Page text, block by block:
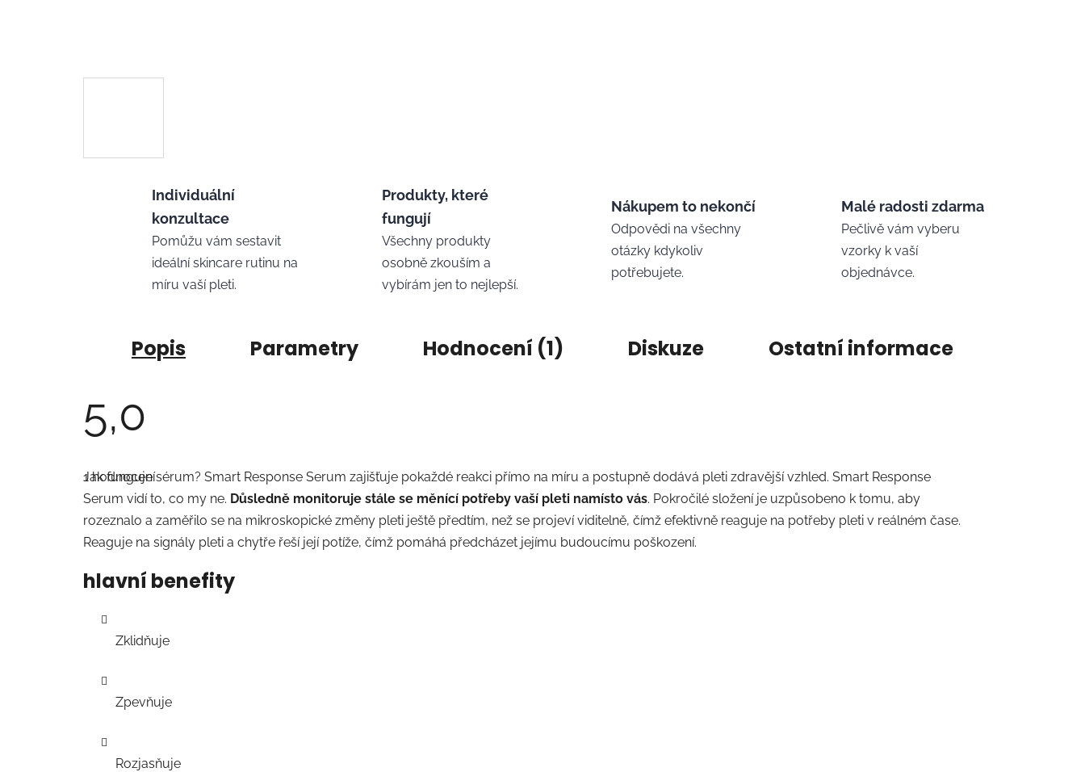
Individuální
konzultace
Pomůžu vám sestavit
ideální skincare rutinu na
míru vaší pleti.
Produkty, které
fungují
Všechny produkty
osobně zkouším a
vybírám jen to nejlepší.
Nákupem to nekončí
Odpovědi na všechny
otázky kdykoliv
potřebujete.
Malé radosti zdarma
Pečlivě vám vyberu
vzorky k vaší
objednávce.
Popis Parametry Hodnocení (1) Diskuze Ostatní informace
5,0
produktu
je
5,0
z
hvězdiček.
1 hodnocení
Jak funguje sérum? Smart Response Serum zajišťuje pokaždé reakci přímo na míru a postupně dodává pleti zdravější vzhled. Smart Response
Serum vidí to, co my ne. Důsledně monitoruje stále se měnící potřeby vaší pleti namísto vás. Pokročilé složení je uzpůsobeno k tomu, aby
rozeznalo a zaměřilo se na mikroskopické změny pleti ještě předtím, než se projeví viditelně, čímž efektivně reaguje na potřeby pleti v reálném čase.
Reaguje na signály pleti a chytře řeší její potíže, čímž pomáhá předcházet jejímu budoucímu poškození.
hlavní benefity
Zklidňuje
Zpevňuje
Rozjasňuje